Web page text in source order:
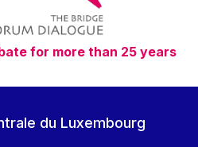
Silva Caldeira
for more than 25 years
du Luxembourg